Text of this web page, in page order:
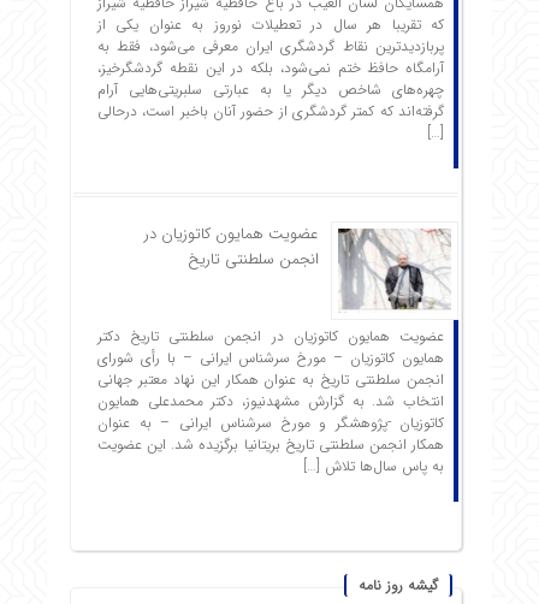
که تقریبا هر سال در تعطیلات نوروز به عنوان یکی از
پربازدیدترین نقاط گردشگری ایران معرفی می‌شود، فقط به
آرامگاه حافظ ختم نمی‌شود، بلکه در این نقطه گردشگرخیز،
چهره‌های شاخص دیگر یا به عبارتی سلبریتی‌هایی آرام
گرفته‌اند که کمتر گردشگری از حضور آنان باخبر است، درحالی
[…]
عضویت همایون کاتوزیان در
انجمن سلطنتی تاریخ
عضویت همایون کاتوزیان در انجمن سلطنتی تاریخ دکتر
همایون کاتوزیان – مورخ سرشناس ایرانی – با رأی شورای
انجمن سلطنتی تاریخ به عنوان همکار این نهاد معتبر جهانی
انتخاب شد. به گزارش مشهدنیوز، دکتر محمدعلی همایون
کاتوزیان -پژوهشگر و مورخ سرشناس ایرانی – به عنوان
همکار انجمن سلطنتی تاریخ بریتانیا برگزیده شد. این عضویت
به پاس سال‌ها تلاش […]
گیشه روز نامه